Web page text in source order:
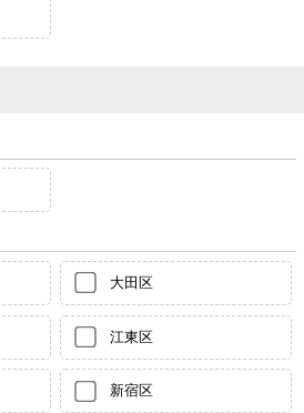
大田区
江東区
新宿区